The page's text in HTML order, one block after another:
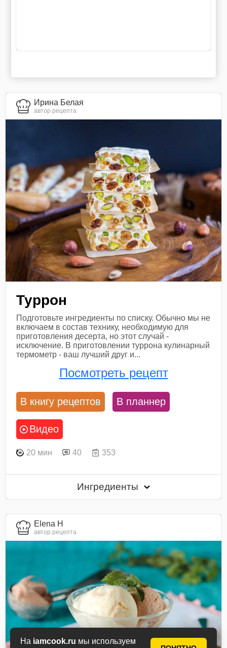
На iamcook.ru мы используем
Ирина Белая
автор рецепта
Туррон
Подготовьте ингредиенты по списку. Обычно мы не
включаем в состав технику, необходимую для
приготовления десерта, но этот случай -
исключение. В приготовлении туррона кулинарный
термометр - ваш лучший друг и...
Посмотреть рецепт
В книгу рецептов В планнер
Видео
20 мин 40 353
Ингредиенты
Elena H
автор рецепта